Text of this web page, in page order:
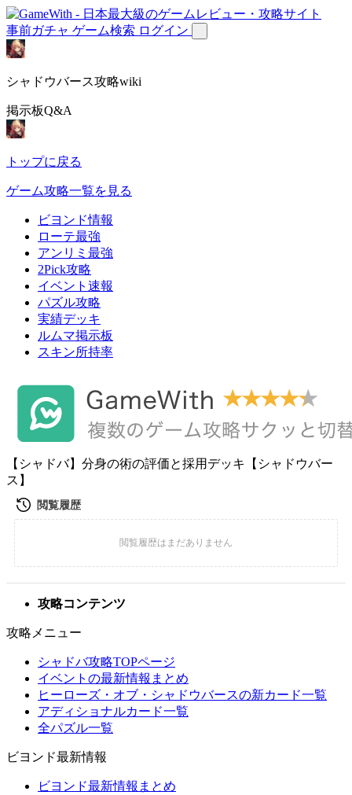
事前ガチャ ゲーム検索 ログイン
シャドウバース攻略wiki
掲示板Q&A
トップに戻る
ゲーム攻略一覧を見る
ビヨンド情報
ローテ最強
アンリミ最強
2Pick攻略
イベント速報
パズル攻略
実績デッキ
ルムマ掲示板
スキン所持率
【シャドバ】分身の術の評価と採用デッキ【シャドウバー
ス】
攻略コンテンツ
攻略メニュー
シャドバ攻略TOPページ
イベントの最新情報まとめ
ヒーローズ・オブ・シャドウバースの新カード一覧
アディショナルカード一覧
全パズル一覧
ビヨンド最新情報
ビヨンド最新情報まとめ